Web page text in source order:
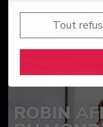
Tout
Suivez
ROBIN